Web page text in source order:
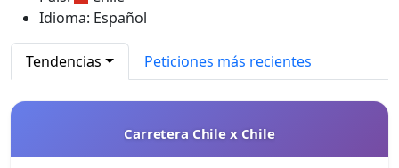
Idioma: Español
Tendencias Peticiones más recientes
Carretera Chile x Chile